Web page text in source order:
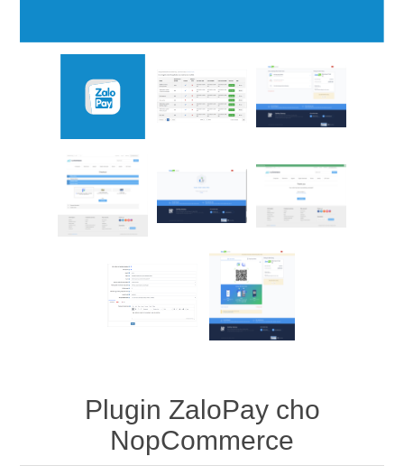
Plugin ZaloPay cho
NopCommerce